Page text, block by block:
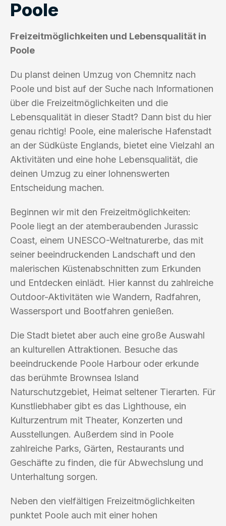
Poole
Freizeitmöglichkeiten und Lebensqualität in
Poole
Du planst deinen Umzug von Chemnitz nach
Poole und bist auf der Suche nach Informationen
über die Freizeitmöglichkeiten und die
Lebensqualität in dieser Stadt? Dann bist du hier
genau richtig! Poole, eine malerische Hafenstadt
an der Südküste Englands, bietet eine Vielzahl an
Aktivitäten und eine hohe Lebensqualität, die
deinen Umzug zu einer lohnenswerten
Entscheidung machen.
Beginnen wir mit den Freizeitmöglichkeiten:
Poole liegt an der atemberaubenden Jurassic
Coast, einem UNESCO-Weltnaturerbe, das mit
seiner beeindruckenden Landschaft und den
malerischen Küstenabschnitten zum Erkunden
und Entdecken einlädt. Hier kannst du zahlreiche
Outdoor-Aktivitäten wie Wandern, Radfahren,
Wassersport und Bootfahren genießen.
Die Stadt bietet aber auch eine große Auswahl
an kulturellen Attraktionen. Besuche das
beeindruckende Poole Harbour oder erkunde
das berühmte Brownsea Island
Naturschutzgebiet, Heimat seltener Tierarten. Für
Kunstliebhaber gibt es das Lighthouse, ein
Kulturzentrum mit Theater, Konzerten und
Ausstellungen. Außerdem sind in Poole
zahlreiche Parks, Gärten, Restaurants und
Geschäfte zu finden, die für Abwechslung und
Unterhaltung sorgen.
Neben den vielfältigen Freizeitmöglichkeiten
punktet Poole auch mit einer hohen